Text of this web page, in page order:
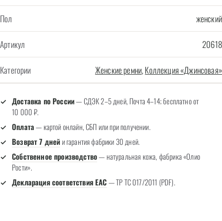
Пол женский
Артикул 20618
Категории Женские ремни,Коллекция «Джинсовая»
Доставка по России— СДЭК 2–5 дней, Почта 4–14; бесплатно от
10 000 ₽.
Оплата— картой онлайн, СБП или при получении.
Возврат 7 днейи гарантия фабрики 30 дней.
Собственное производство— натуральная кожа, фабрика «Олио
Рости».
Декларация соответствия EAC— ТР ТС 017/2011 (PDF).